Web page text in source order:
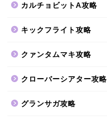
カルチョビットA攻略
キックフライト攻略
クァンタムマキ攻略
クローバーシアター攻略
グランサガ攻略